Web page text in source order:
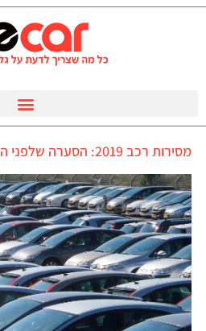
מסירות רכב 2019: הסערה שלפני השקט?